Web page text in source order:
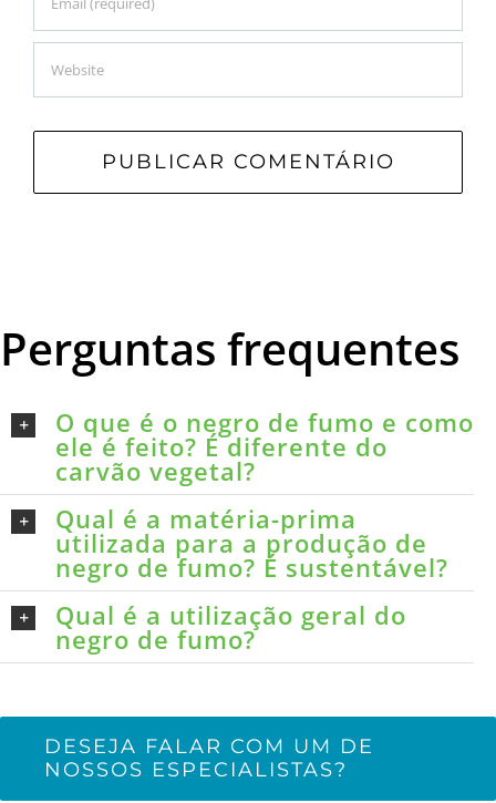
Perguntas frequentes
O que é o negro de fumo e como
ele é feito? É diferente do
carvão vegetal?
Qual é a matéria-prima
utilizada para a produção de
negro de fumo? É sustentável?
Qual é a utilização geral do
negro de fumo?
DESEJA FALAR COM UM DE
NOSSOS ESPECIALISTAS?